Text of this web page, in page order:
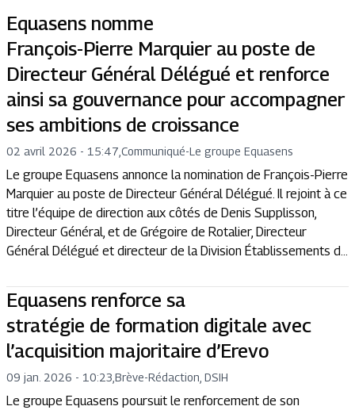
Equasens nomme
François-Pierre Marquier au poste de
Directeur Général Délégué et renforce
ainsi sa gouvernance pour accompagner
ses ambitions de croissance
02 avril 2026 - 15:47 Communiqué-Le groupe Equasens
Le groupe Equasens annonce la nomination de François-Pierre
Marquier au poste de Directeur Général Délégué. Il rejoint à ce
titre l’équipe de direction aux côtés de Denis Supplisson,
Directeur Général, et de Grégoire de Rotalier, Directeur
Général Délégué et directeur de la Division Établissements d...
Equasens renforce sa
stratégie de formation digitale avec
l’acquisition majoritaire d’Erevo
09 jan. 2026 - 10:23 Brève-Rédaction, DSIH
Le groupe Equasens poursuit le renforcement de son